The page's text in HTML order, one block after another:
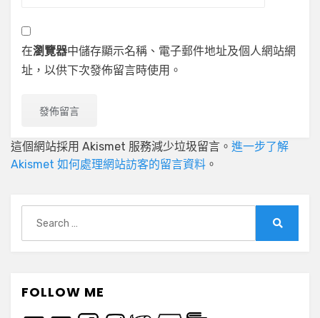
在瀏覽器中儲存顯示名稱、電子郵件地址及個人網站網
址，以供下次發佈留言時使用。
這個網站採用 Akismet 服務減少垃圾留言。 進一步了解
Akismet 如何處理網站訪客的留言資料 。
for:
FOLLOW ME